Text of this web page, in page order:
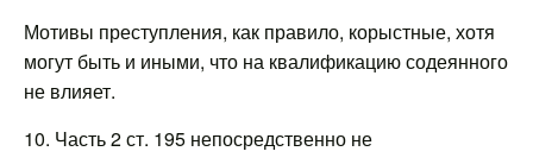
Мотивы преступления, как правило, корыстные, хотя
могут быть и иными, что на квалификацию содеянного
не влияет.
10. Часть 2 ст. 195 непосредственно не